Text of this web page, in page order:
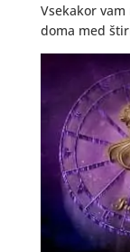
Vsekakor
doma med